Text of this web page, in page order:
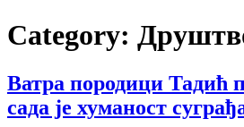
Category:
Ватра породици Тадић
сада је хуманост